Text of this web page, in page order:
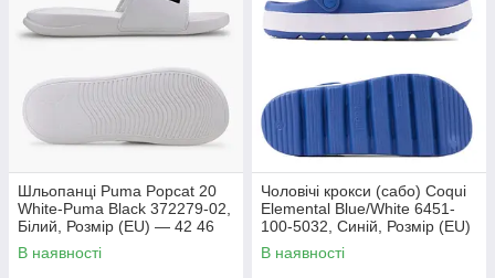
Шльопанці Puma Popcat 20
White-Puma Black 372279-02,
Білий, Розмір (EU) — 42 46
В наявності
Чоловічі крокси (сабо) Coqui
Elemental Blue/White 6451-
100-5032, Синій, Розмір (EU)
— 44 42
В наявності